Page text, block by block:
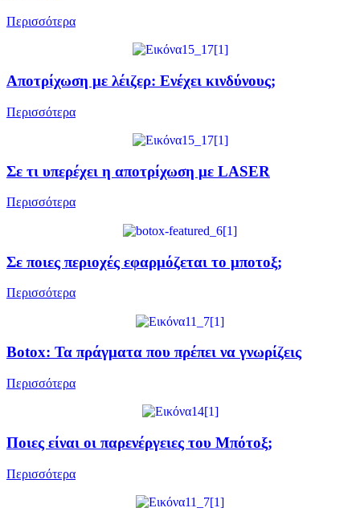
Περισσότερα
Αποτρίχωση με λέιζερ: Ενέχει κινδύνους;
Περισσότερα
Σε τι υπερέχει η αποτρίχωση με LASER
Περισσότερα
Σε ποιες περιοχές εφαρμόζεται το μποτοξ;
Περισσότερα
Botox: Τα πράγματα που πρέπει να γνωρίζεις
Περισσότερα
Ποιες είναι οι παρενέργειες του Μπότοξ;
Περισσότερα